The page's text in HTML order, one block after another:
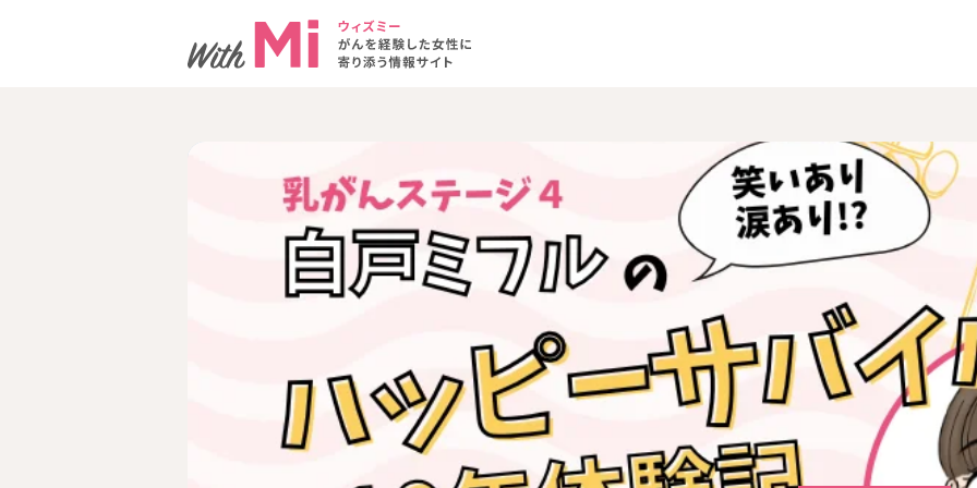
くらしについて